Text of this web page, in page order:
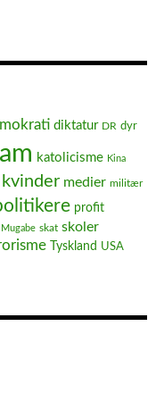
diktatur DR dyr
katolicisme Kina
kvinder medier militær
profit
skat skoler
Tyskland USA